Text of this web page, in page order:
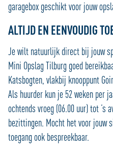
garagebox geschikt voor jouw
ALTIJD EN EENVOUDIG
Je wilt natuurlijk direct bij jouw
Mini Opslag Tilburg goed
Katsbogten, vlakbij knooppunt
Als huurder kun je 52 weken per
ochtends vroeg (06.00 uur) tot ‘s
bezittingen. Mocht het voor jouw
toegang ook bespreekbaar.